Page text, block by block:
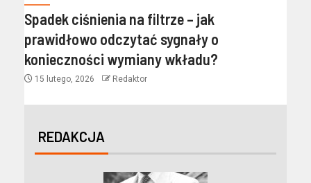
Spadek ciśnienia na filtrze – jak
prawidłowo odczytać sygnały o
konieczności wymiany wkładu?
15 lutego, 2026 Redaktor
REDAKCJA